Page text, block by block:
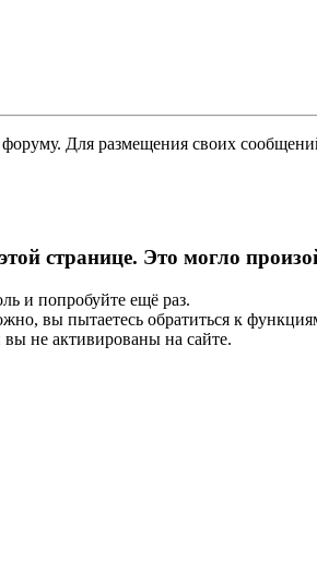
Для размещения своих
странице. Это могло
и попробуйте ещё раз.
вы пытаетесь обратиться к
не активированы на сайте.